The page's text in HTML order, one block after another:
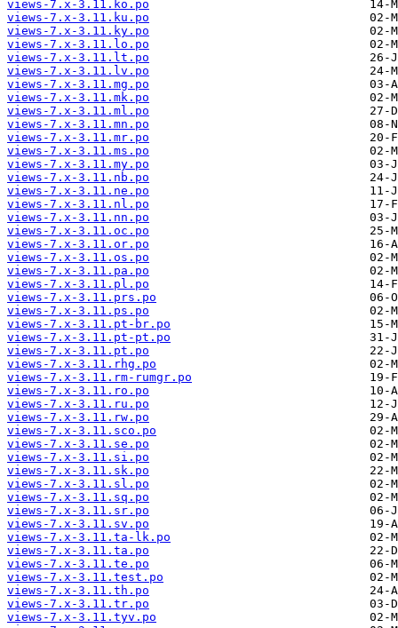
views-7.x-3.11.ko.po
views-7.x-3.11.ku.po
views-7.x-3.11.ky.po
views-7.x-3.11.lo.po
views-7.x-3.11.lt.po
views-7.x-3.11.lv.po
views-7.x-3.11.mg.po
views-7.x-3.11.mk.po
views-7.x-3.11.ml.po
views-7.x-3.11.mn.po
views-7.x-3.11.mr.po
views-7.x-3.11.ms.po
views-7.x-3.11.my.po
views-7.x-3.11.nb.po
views-7.x-3.11.ne.po
views-7.x-3.11.nl.po
views-7.x-3.11.nn.po
views-7.x-3.11.oc.po
views-7.x-3.11.or.po
views-7.x-3.11.os.po
views-7.x-3.11.pa.po
views-7.x-3.11.pl.po
views-7.x-3.11.prs.po
views-7.x-3.11.ps.po
views-7.x-3.11.pt-br.po
views-7.x-3.11.pt-pt.po
views-7.x-3.11.pt.po
views-7.x-3.11.rhg.po
views-7.x-3.11.rm-rumgr.po
views-7.x-3.11.ro.po
views-7.x-3.11.ru.po
views-7.x-3.11.rw.po
views-7.x-3.11.sco.po
views-7.x-3.11.se.po
views-7.x-3.11.si.po
views-7.x-3.11.sk.po
views-7.x-3.11.sl.po
views-7.x-3.11.sq.po
views-7.x-3.11.sr.po
views-7.x-3.11.sv.po
views-7.x-3.11.ta-lk.po
views-7.x-3.11.ta.po
views-7.x-3.11.te.po
views-7.x-3.11.test.po
views-7.x-3.11.th.po
views-7.x-3.11.tr.po
views-7.x-3.11.tyv.po